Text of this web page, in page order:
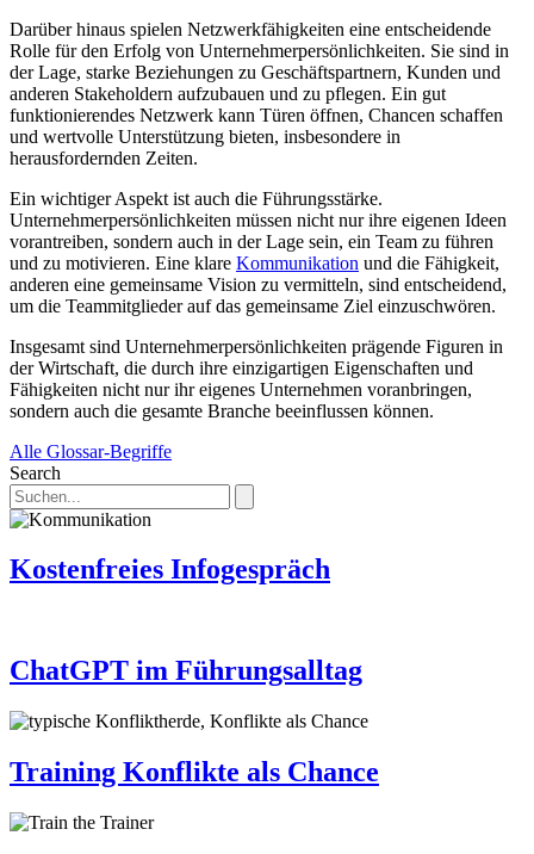
Darüber hinaus spielen Netzwerkfähigkeiten eine entscheidende
Rolle für den Erfolg von Unternehmerpersönlichkeiten. Sie sind in
der Lage, starke Beziehungen zu Geschäftspartnern, Kunden und
anderen Stakeholdern aufzubauen und zu pflegen. Ein gut
funktionierendes Netzwerk kann Türen öffnen, Chancen schaffen
und wertvolle Unterstützung bieten, insbesondere in
herausfordernden Zeiten.
Ein wichtiger Aspekt ist auch die Führungsstärke.
Unternehmerpersönlichkeiten müssen nicht nur ihre eigenen Ideen
vorantreiben, sondern auch in der Lage sein, ein Team zu führen
und zu motivieren. Eine klare Kommunikation und die Fähigkeit,
anderen eine gemeinsame Vision zu vermitteln, sind entscheidend,
um die Teammitglieder auf das gemeinsame Ziel einzuschwören.
Insgesamt sind Unternehmerpersönlichkeiten prägende Figuren in
der Wirtschaft, die durch ihre einzigartigen Eigenschaften und
Fähigkeiten nicht nur ihr eigenes Unternehmen voranbringen,
sondern auch die gesamte Branche beeinflussen können.
Alle Glossar-Begriffe
Search
Kostenfreies Infogespräch
ChatGPT im Führungsalltag
Training Konflikte als Chance